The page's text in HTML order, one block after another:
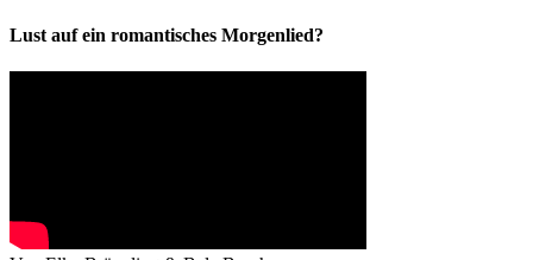
Lust auf ein romantisches Morgenlied?